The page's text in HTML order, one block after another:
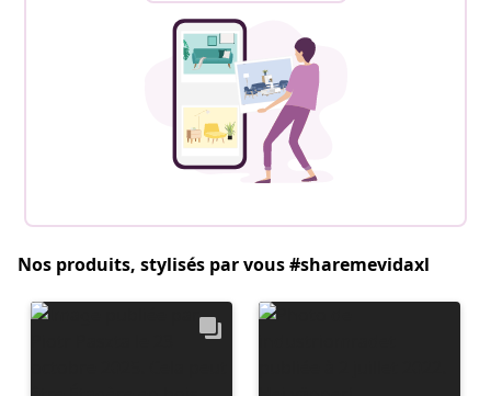
Nos produits, stylisés par vous #sharemevidaxl